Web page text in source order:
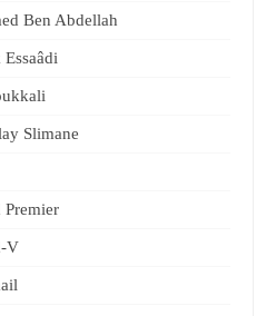
Ben Abdellah
Slimane
Premier
V